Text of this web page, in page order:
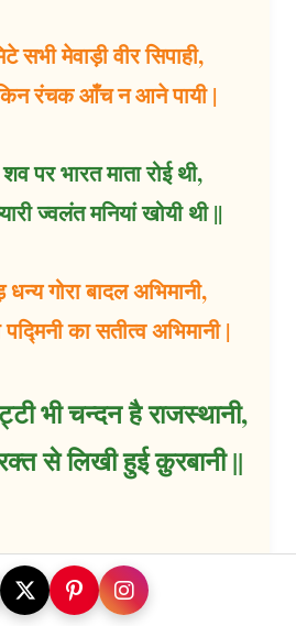
मेवाड़ी वीर सिपाही,
रंचक आँच न आने पायी |
पर भारत माता रोई थी,
ज्वलंत मनियां खोयी थी ||
गोरा बादल अभिमानी,
का सतीत्व अभिमानी |
भी चन्दन है राजस्थानी,
से लिखी हुई क़ुरबानी ||